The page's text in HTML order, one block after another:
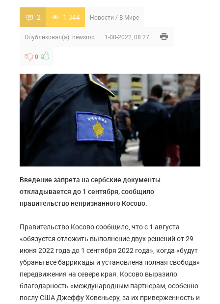
2 1 344 Новости / В Мире
Опубликовал(а): newsmd 1-08-2022, 08:27
0
Введение запрета на сербские документы
откладывается до 1 сентября, сообщило
правительство непризнанного Косово.
Правительство Косово сообщило, что с 1 августа
«обязуется отложить выполнение двух решений от 29
июня 2022 года до 1 сентября 2022 года», когда «будут
убраны все баррикады и установлена полная свобода»
передвижения на севере края. Косово выразило
благодарность «международным партнерам, особенно
послу США Джеффу Ховеньеру, за их приверженность и